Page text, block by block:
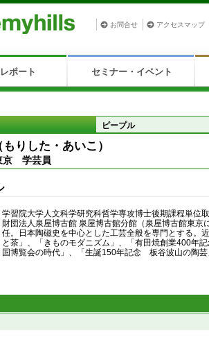
お問合せ アクセスマップ
ポート セミナー・イベント
ピープル
りした・あいこ）
京 学芸員
学習院大学人文科学研究科哲学専攻博士後期課程単位
財団法人泉屋博古館 泉屋博古館分館（泉屋博古館東京
任。日本陶磁史を中心とした工芸全般を専門とする。
と茶」、「きものモダニズム」、「有田焼創業400
国博覧会の時代」、「生誕150年記念 板谷波山の陶芸